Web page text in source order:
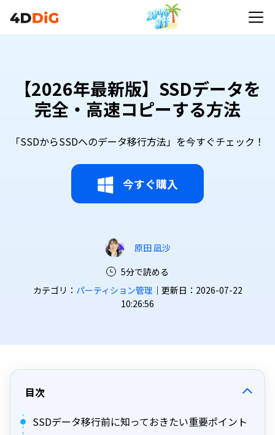
【2026年最新版】SSDデータを
完全・高速コピーする方法
「SSDからSSDへのデータ移行方法」を今すぐチェック！
今すぐ購入
原田 凪沙
5分で読める
カテゴリ： パーティション管理 ｜更新日：2026-07-22
10:26:56
目次
SSDデータ移行前に知っておきたい重要ポイント